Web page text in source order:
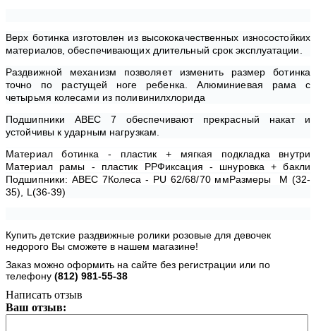
Верх ботинка изготовлен из высококачественных износостойких
материалов, обеспечивающих длительный срок эксплуатации.
Раздвижной механизм позволяет изменить размер ботинка
точно по растущей ноге ребенка. Алюминиевая рама с
четырьмя колесами из поливинилхлорида
Подшипники АВЕС 7 обеспечивают прекрасный накат и
устойчивы к ударным нагрузкам.
Материал ботинка - пластик + мягкая подкладка внутри
Материал рамы - пластик РРФиксация - шнуровка + бакли
Подшипники: ABEC 7Колеса - PU 62/68/70 ммРазмеры М (32-
35), L(36-39)
Купить детские раздвижные ролики розовые для девочек
недорого Вы сможете в нашем магазине!
Заказ можно оформить на сайте без регистрации или по
телефону (812) 981-55-38
Написать отзыв
Ваш отзыв: